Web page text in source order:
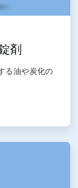
剤
る油や炭化の